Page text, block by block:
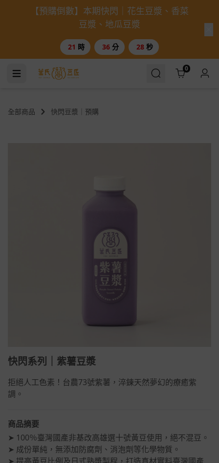
【預購倒數】本期快閃｜花生豆漿、香菜
豆漿、地瓜豆漿
21 時 36 分 27 秒
Cart0
全部商品 快閃豆漿｜預購
快閃系列｜紫薯豆漿
拒絕人工色素！台農73號紫薯，淬鍊天然夢幻的療癒紫
調。
商品摘要
➤ 100％臺灣國產非基改高雄選十號黃豆使用，絕不混豆。
➤ 成份單純，無添加防腐劑、消泡劑等化學物質。